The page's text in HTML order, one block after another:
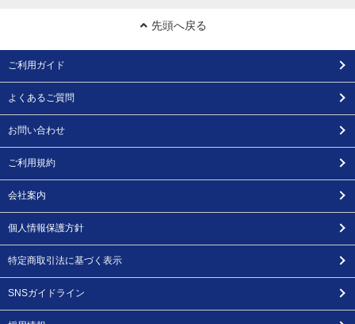
先頭へ戻る
ご利用ガイド
よくあるご質問
お問い合わせ
ご利用規約
会社案内
個人情報保護方針
特定商取引法に基づく表示
SNSガイドライン